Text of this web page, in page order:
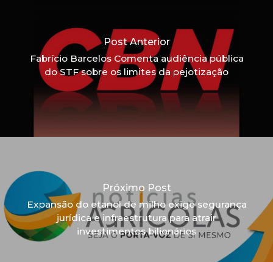
Post Anterior
Fabrício Barcelos Comenta audiência pública
do STF sobre os limites da pejotização
Próximo Post
Expansão do etanol de milho exige segurança
jurídica e infraestrutura para atrair
investimentos bilionários